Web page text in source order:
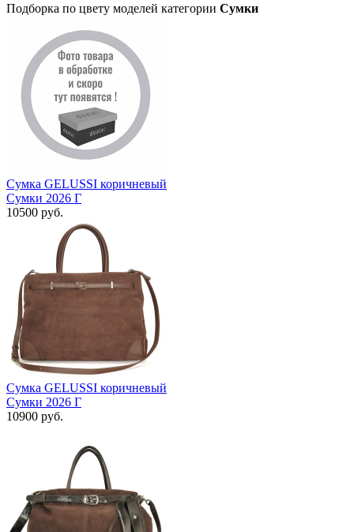
Подборка по цвету моделей категории Сумки
Сумка GELUSSI коричневый
Сумки 2026 Г
10500 руб.
Сумка GELUSSI коричневый
Сумки 2026 Г
10900 руб.